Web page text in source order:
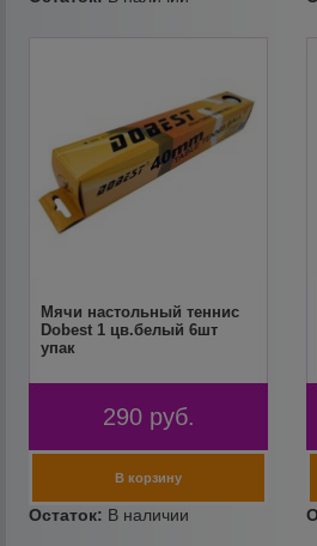
Мячи настольный теннис
Dobest 1 цв.белый 6шт
упак
290 руб.